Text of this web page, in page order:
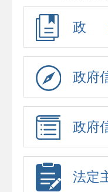
政
政府
政府
法定